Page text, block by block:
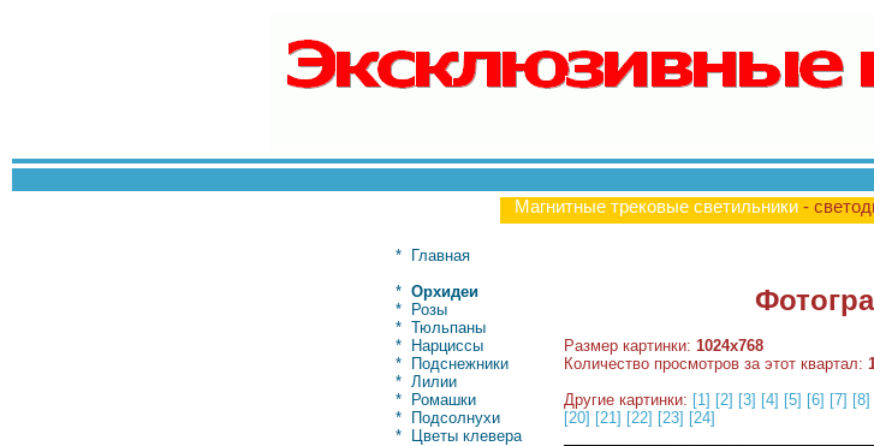
Магнитные трековые светильники -
*
Главная
* Орхидеи
*
Розы
* Тюльпаны
*
Нарциссы
*
Подснежники
* Лилии
*
Ромашки
*
Подсолнухи
*
Цветы клевера
Размер картинки: 1024x768
Количество просмотров за этот квартал:
Другие картинки: [1] [2] [3] [4] [5] [6] [7] [8]
[20] [21] [22] [23] [24]